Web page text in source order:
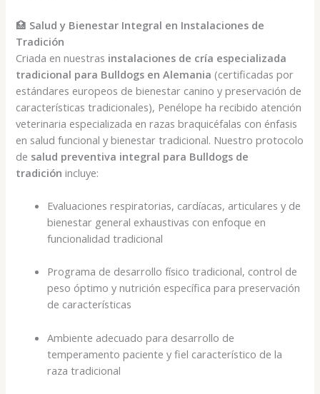
🏥 Salud y Bienestar Integral en Instalaciones de
Tradición
Criada en nuestras instalaciones de cría especializada
tradicional para Bulldogs en Alemania (certificadas por
estándares europeos de bienestar canino y preservación de
características tradicionales), Penélope ha recibido atención
veterinaria especializada en razas braquicéfalas con énfasis
en salud funcional y bienestar tradicional. Nuestro protocolo
de salud preventiva integral para Bulldogs de
tradición incluye:
Evaluaciones respiratorias, cardíacas, articulares y de
bienestar general exhaustivas con enfoque en
funcionalidad tradicional
Programa de desarrollo físico tradicional, control de
peso óptimo y nutrición específica para preservación
de características
Ambiente adecuado para desarrollo de
temperamento paciente y fiel característico de la
raza tradicional